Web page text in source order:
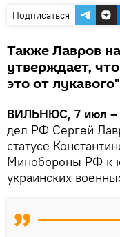
Подписаться
Также Лавров
утверждает,
это от лукавого"
ВИЛЬНЮС, 7 июл –
дел РФ Сергей
статусе
Минобороны РФ к
украинских